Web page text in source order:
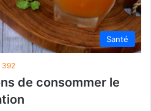
Santé
392
de consommer le